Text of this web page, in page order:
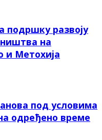
подршку развоју
на
и Метохија
под условима
одређено време